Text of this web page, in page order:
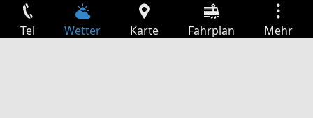
Tel Wetter Karte Fahrplan Mehr